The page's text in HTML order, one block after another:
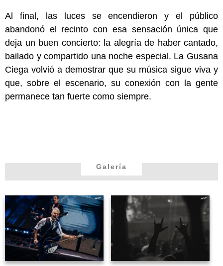
Al final, las luces se encendieron y el público
abandonó el recinto con esa sensación única que
deja un buen concierto: la alegría de haber cantado,
bailado y compartido una noche especial. La Gusana
Ciega volvió a demostrar que su música sigue viva y
que, sobre el escenario, su conexión con la gente
permanece tan fuerte como siempre.
Galería